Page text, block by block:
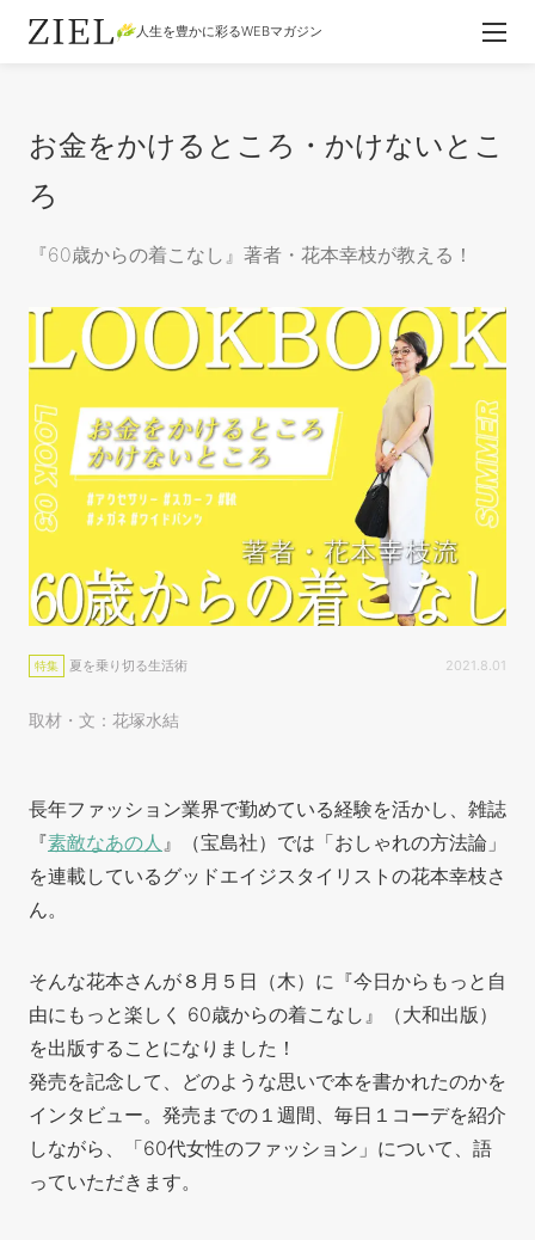
人生を豊かに彩るWEBマガジン
お金をかけるところ・かけないとこ
ろ
『60歳からの着こなし』著者・花本幸枝が教える！
特集 夏を乗り切る生活術 2021.8.01
取材・文：花塚水結
長年ファッション業界で勤めている経験を活かし、雑誌
『素敵なあの人 』（宝島社）では「おしゃれの方法論」
を連載しているグッドエイジスタイリストの花本幸枝さ
ん。
そんな花本さんが８月５日（木）に『今日からもっと自
由にもっと楽しく 60歳からの着こなし』（大和出版）
を出版することになりました！
発売を記念して、どのような思いで本を書かれたのかを
インタビュー。発売までの１週間、毎日１コーデを紹介
しながら、「60代女性のファッション」について、語
っていただきます。